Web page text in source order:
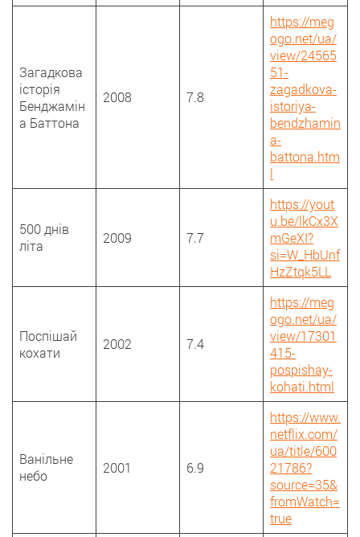
Загадкова
історія
Бенджамін
а Баттона
2008 7.8
https://meg
ogo.net/ua/
view/24565
51-
zagadkova-
istoriya-
bendzhamin
a-
battona.htm
l
500 днів
літа
2009 7.7
https://yout
u.be/lkCx3X
mGeXI?
si=W_HbUnf
HzZtqk5LL
Поспішай
кохати
2002 7.4
https://meg
ogo.net/ua/
view/17301
415-
pospishay-
kohati.html
Ванільне
небо
2001 6.9
https://www.
netflix.com/
ua/title/600
21786?
source=35&
fromWatch=
true